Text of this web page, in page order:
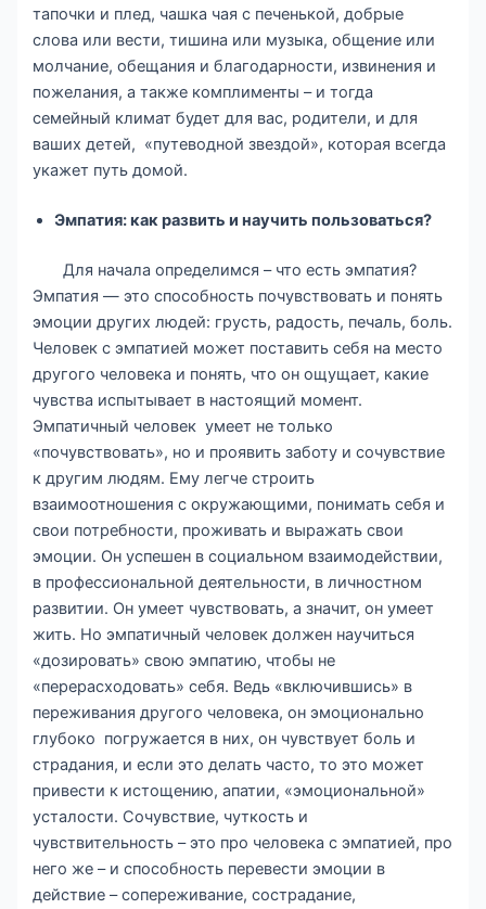
тапочки и плед, чашка чая с печенькой, добрые
слова или вести, тишина или музыка, общение или
молчание, обещания и благодарности, извинения и
пожелания, а также комплименты – и тогда
семейный климат будет для вас, родители, и для
ваших детей, «путеводной звездой», которая всегда
укажет путь домой.
Эмпатия: как развить и научить пользоваться?
Для начала определимся – что есть эмпатия?
Эмпатия — это способность почувствовать и понять
эмоции других людей: грусть, радость, печаль, боль.
Человек с эмпатией может поставить себя на место
другого человека и понять, что он ощущает, какие
чувства испытывает в настоящий момент.
Эмпатичный человек умеет не только
«почувствовать», но и проявить заботу и сочувствие
к другим людям. Ему легче строить
взаимоотношения с окружающими, понимать себя и
свои потребности, проживать и выражать свои
эмоции. Он успешен в социальном взаимодействии,
в профессиональной деятельности, в личностном
развитии. Он умеет чувствовать, а значит, он умеет
жить. Но эмпатичный человек должен научиться
«дозировать» свою эмпатию, чтобы не
«перерасходовать» себя. Ведь «включившись» в
переживания другого человека, он эмоционально
глубоко погружается в них, он чувствует боль и
страдания, и если это делать часто, то это может
привести к истощению, апатии, «эмоциональной»
усталости. Сочувствие, чуткость и
чувствительность – это про человека с эмпатией, про
него же – и способность перевести эмоции в
действие – сопереживание, сострадание,